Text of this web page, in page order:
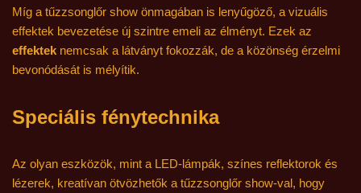
Míg a tűzzsonglőr show önmagában is lenyűgöző, a vizuális
effektek bevezetése új szintre emeli az élményt. Ezek az
effektek nemcsak a látványt fokozzák, de a közönség érzelmi
bevonódását is mélyítik.
Speciális fénytechnika
Az olyan eszközök, mint a LED-lámpák, színes reflektorok és
lézerek, kreatívan ötvözhetők a tűzzsonglőr show-val, hogy